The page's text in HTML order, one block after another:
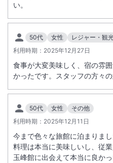
い。
50代 女性
レジャー・観
利用時期： 2025年12月27日
食事が大変美味しく、宿の雰
かったです。スタッフの方々
50代 女性
その他
利用時期： 2025年12月11日
今まで色々な旅館に泊まりま
料理は本当に美味しいし、従
玉峰館に出会えて本当に良か